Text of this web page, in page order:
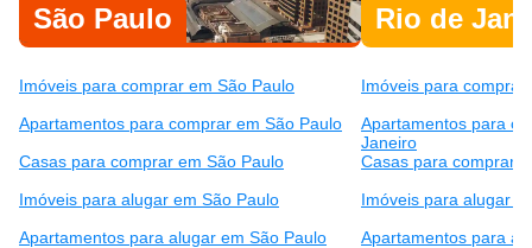
São Paulo
Imóveis para comprar em São Paulo
Apartamentos para comprar em São Paulo
Casas para comprar em São Paulo
Imóveis para alugar em São Paulo
Apartamentos para alugar em São Paulo
Rio de
Imóveis para
Apartamentos para
Janeiro
Casas para comprar
Imóveis para alugar
Apartamentos para